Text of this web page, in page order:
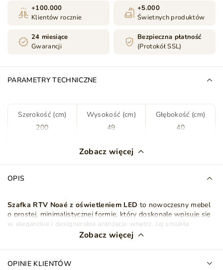
+100.000
Klientów rocznie
+5.000
Świetnych produktów
24 miesiące
Gwarancji
Bezpieczna płatność
(Protokół SSL)
PARAMETRY TECHNICZNE
Szerokość (cm)
200
Wysokość (cm)
49
Głębokość (cm)
40
Stojąca
Wykonanie frontów Płyta laminowana
Wykonanie korpusu
Zobacz więcej
OPIS
Szafka RTV Noaé z oświetleniem LED to nowoczesny mebel
o prostej, minimalistycznej formie, który doskonale wpisuje się
w eleganckie i designerskie aranżacje wnętrz. Jej smukła
gładkie frontynadają całości lekkiego,
Korpus szafki RTVwykonano z wytrzymałej
Zobacz więcej
OPINIE KLIENTÓW